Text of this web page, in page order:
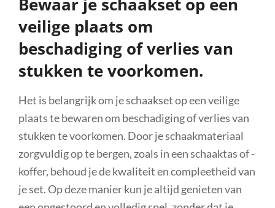
veilige plaats om
beschadiging of verlies van
stukken te voorkomen.
Het is belangrijk om je schaakset op een veilige
plaats te bewaren om beschadiging of verlies van
stukken te voorkomen. Door je schaakmateriaal
zorgvuldig op te bergen, zoals in een schaaktas of -
koffer, behoud je de kwaliteit en compleetheid van
je set. Op deze manier kun je altijd genieten van